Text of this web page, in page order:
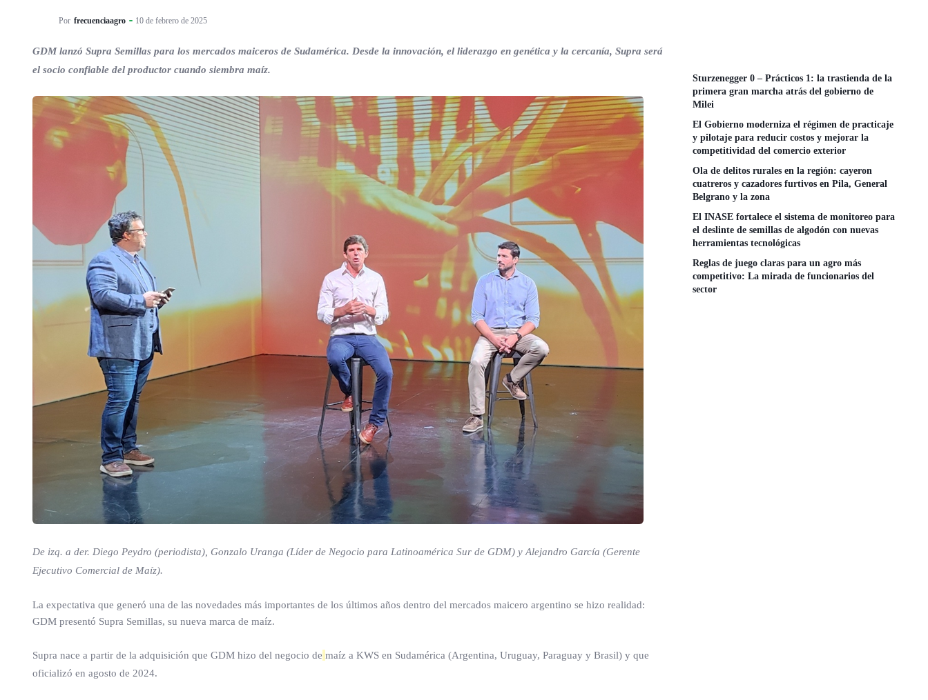
Por frecuenciaagro 10 de febrero de 2025
GDM lanzó Supra Semillas para los mercados maiceros de Sudamérica. Desde la innovación, el liderazgo en genética y la cercanía, Supra será
el socio confiable del productor cuando siembra maíz.
De izq. a der. Diego Peydro (periodista), Gonzalo Uranga (Líder de Negocio para Latinoamérica Sur de GDM) y Alejandro García (Gerente
Ejecutivo Comercial de Maíz).
La expectativa que generó una de las novedades más importantes de los últimos años dentro del mercados maicero argentino se hizo realidad:
GDM presentó Supra Semillas, su nueva marca de maíz.
Supra nace a partir de la adquisición que GDM hizo del negocio de maíz a KWS en Sudamérica (Argentina, Uruguay, Paraguay y Brasil) y que
oficializó en agosto de 2024.
Sturzenegger 0 – Prácticos 1: la trastienda de la
primera gran marcha atrás del gobierno de
Milei
El Gobierno moderniza el régimen de practicaje
y pilotaje para reducir costos y mejorar la
competitividad del comercio exterior
Ola de delitos rurales en la región: cayeron
cuatreros y cazadores furtivos en Pila, General
Belgrano y la zona
El INASE fortalece el sistema de monitoreo para
el deslinte de semillas de algodón con nuevas
herramientas tecnológicas
Reglas de juego claras para un agro más
competitivo: La mirada de funcionarios del
sector